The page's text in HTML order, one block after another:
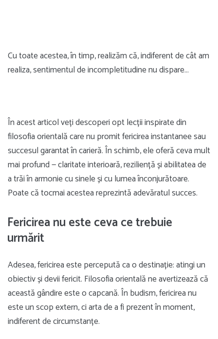
Cu toate acestea, în timp, realizăm că, indiferent de cât am
realiza, sentimentul de incompletitudine nu dispare…
În acest articol veți descoperi opt lecții inspirate din
filosofia orientală care nu promit fericirea instantanee sau
succesul garantat în carieră. În schimb, ele oferă ceva mult
mai profund — claritate interioară, reziliență și abilitatea de
a trăi în armonie cu sinele și cu lumea înconjurătoare.
Poate că tocmai acestea reprezintă adevăratul succes.
Fericirea nu este ceva ce trebuie
urmărit
Adesea, fericirea este percepută ca o destinație: atingi un
obiectiv și devii fericit. Filosofia orientală ne avertizează că
această gândire este o capcană. În budism, fericirea nu
este un scop extern, ci arta de a fi prezent în moment,
indiferent de circumstanțe.